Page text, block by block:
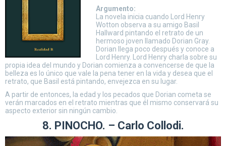
Argumento:
La novela inicia cuando Lord Henry
Wotton observa a su amigo Basil
Hallward pintando el retrato de un
hermoso joven llamado Dorian Gray.
Dorian llega poco después y conoce a
Lord Henry. Lord Henry charla sobre su
propia idea del mundo y Dorian comienza a convencerse de que la
belleza es lo único que vale la pena tener en la vida y desea que el
retrato, que Basil está pintando, envejezca en su lugar.
A partir de entonces, la edad y los pecados que Dorian cometa se
verán marcados en el retrato mientras que él mismo conservará su
aspecto exterior sin ningún cambio.
8. PINOCHO. – Carlo Collodi.